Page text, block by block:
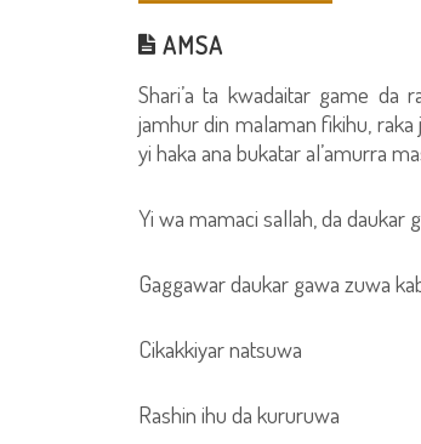
AMSA
Shari’a ta kwadaitar game da
jamhur din malaman fikihu, raka
yi haka ana bukatar al’amurra
Yi wa mamaci sallah, da daukar
Gaggawar daukar gawa zuwa
Cikakkiyar natsuwa
Rashin ihu da kururuwa